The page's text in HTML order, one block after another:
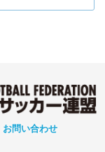
お問い合わせ